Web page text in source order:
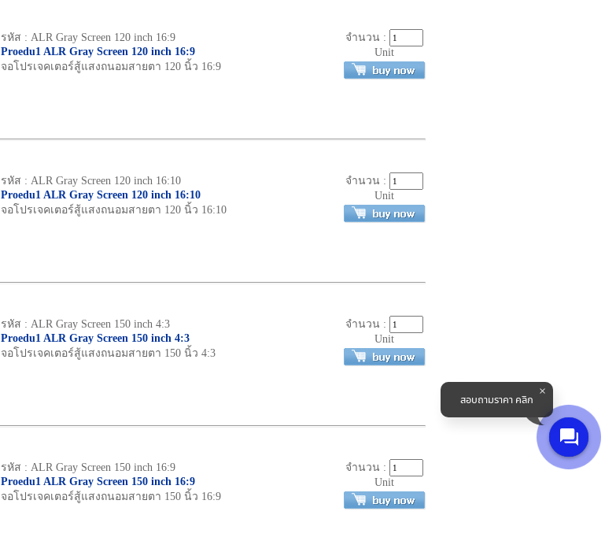
รหัส : ALR Gray Screen 120 inch 16:9
Proedu1 ALR Gray Screen 120 inch 16:9
จอโปรเจคเตอร์สู้แสงถนอมสายตา 120 นิ้ว 16:9
จำนวน :
Unit
รหัส : ALR Gray Screen 120 inch 16:10
Proedu1 ALR Gray Screen 120 inch 16:10
จอโปรเจคเตอร์สู้แสงถนอมสายตา 120 นิ้ว 16:10
จำนวน :
Unit
รหัส : ALR Gray Screen 150 inch 4:3
Proedu1 ALR Gray Screen 150 inch 4:3
จอโปรเจคเตอร์สู้แสงถนอมสายตา 150 นิ้ว 4:3
จำนวน :
Unit
รหัส : ALR Gray Screen 150 inch 16:9
Proedu1 ALR Gray Screen 150 inch 16:9
จอโปรเจคเตอร์สู้แสงถนอมสายตา 150 นิ้ว 16:9
จำนวน :
Unit
สอบถามราคา คลิก